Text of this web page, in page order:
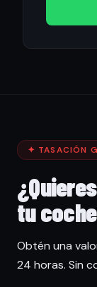
✦ TASACIÓN
tu
Obtén una
24 horas. Sin